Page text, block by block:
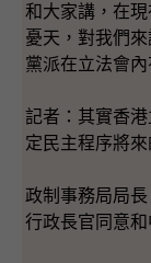
和大家講，在
憂天，對我們
黨派在立法會
記者：其實香
定民主程序將
政制事務局局
行政長官同意